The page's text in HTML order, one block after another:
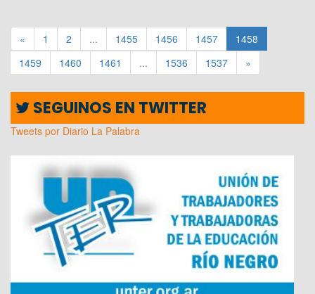
« 1 2 ... 1455 1456 1457
1458
1459
1460 1461 ... 1536 1537 »
SEGUINOS EN TWITTER
Tweets por Diario La Palabra